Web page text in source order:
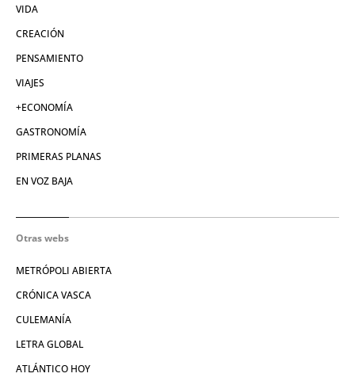
VIDA
CREACIÓN
PENSAMIENTO
VIAJES
+ECONOMÍA
GASTRONOMÍA
PRIMERAS PLANAS
EN VOZ BAJA
Otras webs
METRÓPOLI ABIERTA
CRÓNICA VASCA
CULEMANÍA
LETRA GLOBAL
ATLÁNTICO HOY